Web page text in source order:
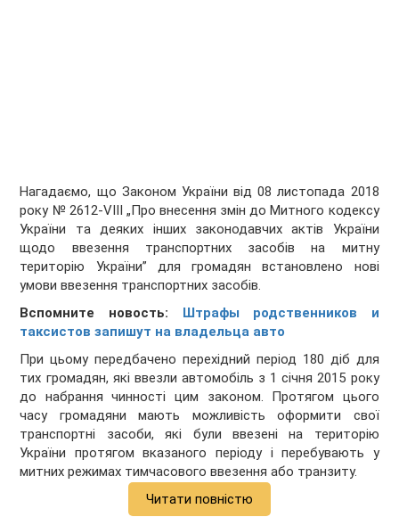
Нагадаємо, що Законом України від 08 листопада 2018
року № 2612-VIIІ „Про внесення змін до Митного кодексу
України та деяких інших законодавчих актів України
щодо ввезення транспортних засобів на митну
територію України” для громадян встановлено нові
умови ввезення транспортних засобів.
Вспомните новость: Штрафы родственников и
таксистов запишут на владельца авто
При цьому передбачено перехідний період 180 діб для
тих громадян, які ввезли автомобіль з 1 січня 2015 року
до набрання чинності цим законом. Протягом цього
часу громадяни мають можливість оформити свої
транспортні засоби, які були ввезені на територію
України протягом вказаного періоду і перебувають у
митних режимах тимчасового ввезення або транзиту.
Читати повністю